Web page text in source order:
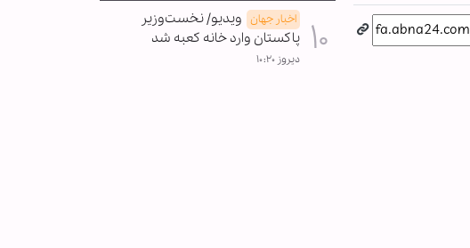
اخبار جهان ویدیو/ نخست‌وزیر
پاکستان وارد خانه کعبه شد
دیروز ۱۰:۲۰